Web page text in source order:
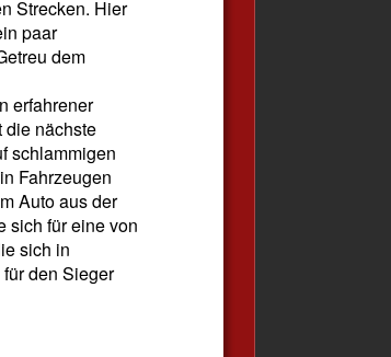
Strecken. Hier
paar
dem
erfahrener
die nächste
schlammigen
Fahrzeugen
Auto aus der
sich für eine von
sich in
den Sieger